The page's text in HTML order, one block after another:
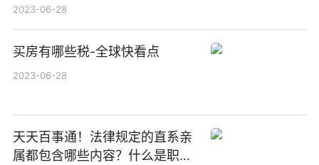
2023-06-28
买房有哪些税-全球快看点
2023-06-28
天天百事通！法律规定的直系亲
属都包含哪些内容？什么是职工